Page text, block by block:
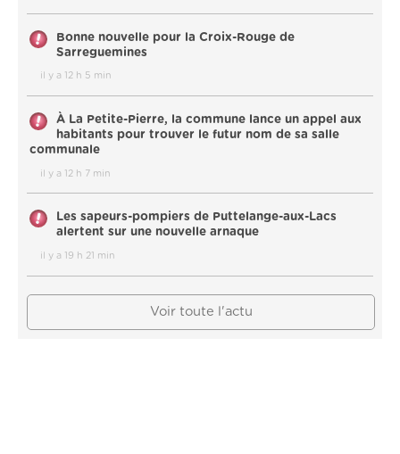
Bonne nouvelle pour la Croix-Rouge de
Sarreguemines
il y a 12 h 5 min
À La Petite-Pierre, la commune lance un appel aux
habitants pour trouver le futur nom de sa salle
communale
il y a 12 h 7 min
Les sapeurs-pompiers de Puttelange-aux-Lacs
alertent sur une nouvelle arnaque
il y a 19 h 21 min
Voir toute l'actu